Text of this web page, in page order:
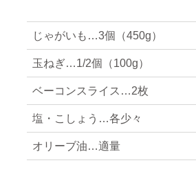
じゃがいも…3個（450g）
玉ねぎ…1/2個（100g）
ベーコンスライス…2枚
塩・こしょう…各少々
オリーブ油…適量